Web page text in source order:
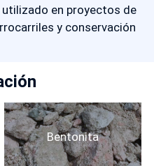
en proyectos de
y conservación
Bentonita